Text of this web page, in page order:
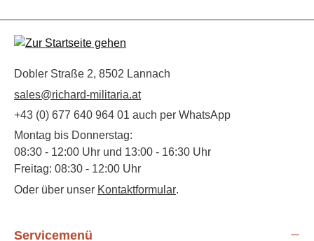
Dobler Straße 2, 8502 Lannach
sales@richard-militaria.at
+43 (0) 677 640 964 01 auch per WhatsApp
Montag bis Donnerstag:
08:30 - 12:00 Uhr und 13:00 - 16:30 Uhr
Freitag: 08:30 - 12:00 Uhr
Oder über unser Kontaktformular.
Servicemenü